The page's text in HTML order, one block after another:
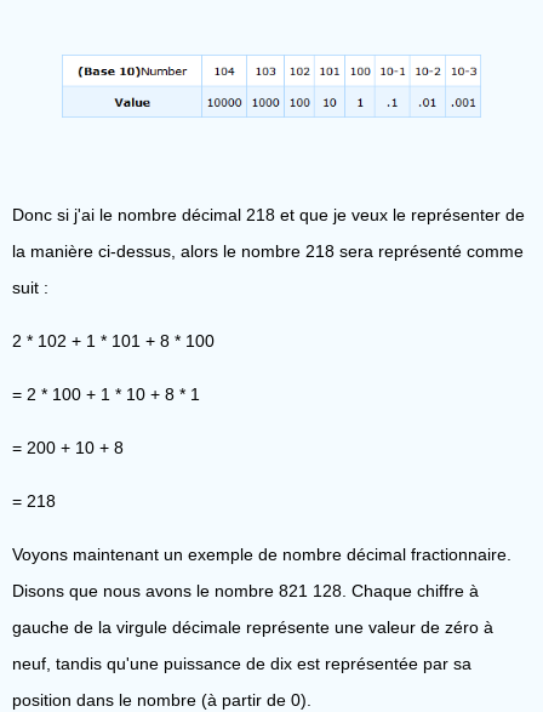
Donc si j'ai le nombre décimal 218 et que je veux le représenter de
la manière ci-dessus, alors le nombre 218 sera représenté comme
suit :
2 * 102 + 1 * 101 + 8 * 100
= 2 * 100 + 1 * 10 + 8 * 1
= 200 + 10 + 8
= 218
Voyons maintenant un exemple de nombre décimal fractionnaire.
Disons que nous avons le nombre 821 128. Chaque chiffre à
gauche de la virgule décimale représente une valeur de zéro à
neuf, tandis qu'une puissance de dix est représentée par sa
position dans le nombre (à partir de 0).